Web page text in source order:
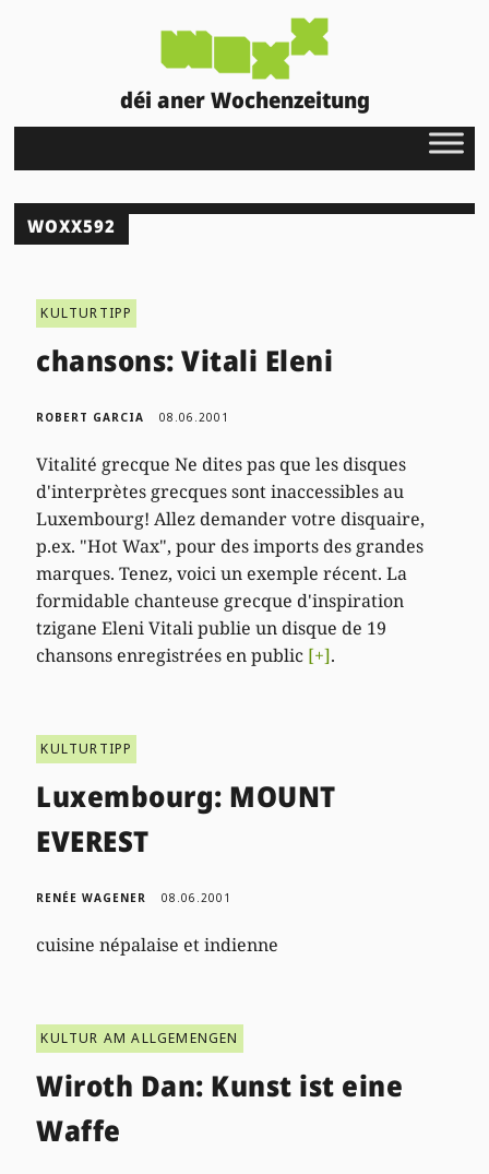
déi aner Wochenzeitung
WOXX592
KULTURTIPP
chansons: Vitali Eleni
ROBERT GARCIA 08.06.2001
Vitalité grecque Ne dites pas que les disques
d'interprètes grecques sont inaccessibles au
Luxembourg! Allez demander votre disquaire,
p.ex. "Hot Wax", pour des imports des grandes
marques. Tenez, voici un exemple récent. La
formidable chanteuse grecque d'inspiration
tzigane Eleni Vitali publie un disque de 19
chansons enregistrées en public [+].
KULTURTIPP
Luxembourg: MOUNT
EVEREST
RENÉE WAGENER 08.06.2001
cuisine népalaise et indienne
KULTUR AM ALLGEMENGEN
Wiroth Dan: Kunst ist eine
Waffe